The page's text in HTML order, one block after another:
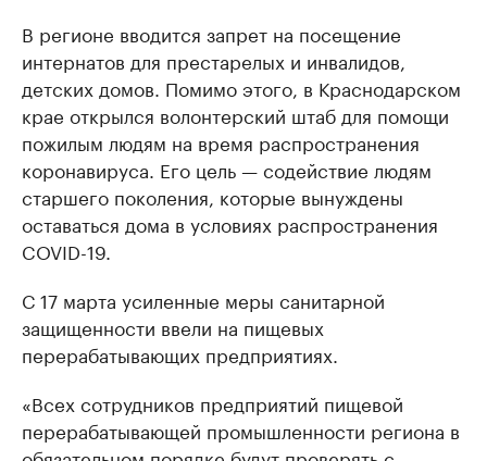
В регионе вводится запрет на посещение
интернатов для престарелых и инвалидов,
детских домов. Помимо этого, в Краснодарском
крае открылся волонтерский штаб для помощи
пожилым людям на время распространения
коронавируса. Его цель — содействие людям
старшего поколения, которые вынуждены
оставаться дома в условиях распространения
COVID-19.
С 17 марта усиленные меры санитарной
защищенности ввели на пищевых
перерабатывающих предприятиях.
«Всех сотрудников предприятий пищевой
перерабатывающей промышленности региона в